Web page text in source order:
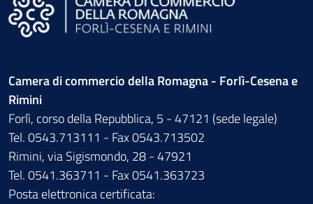
Camera di commercio della Romagna - Forlì-Cesena e
Rimini
Forlì, corso della Repubblica, 5 - 47121 (sede legale)
Tel. 0543.713111 - Fax 0543.713502
Rimini, via Sigismondo, 28 - 47921
Tel. 0541.363711 - Fax 0541.363723
Posta elettronica certificata: